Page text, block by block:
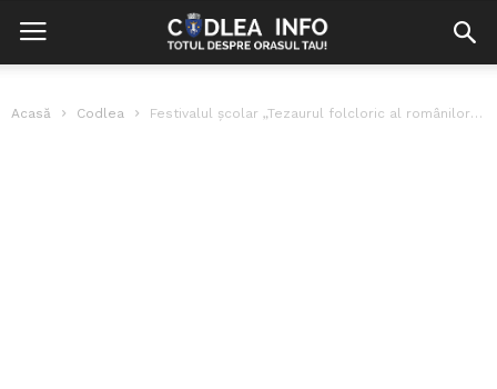
Acasă Codlea Festivalul școlar „Tezaurul folcloric al românilor de pretutindeni”